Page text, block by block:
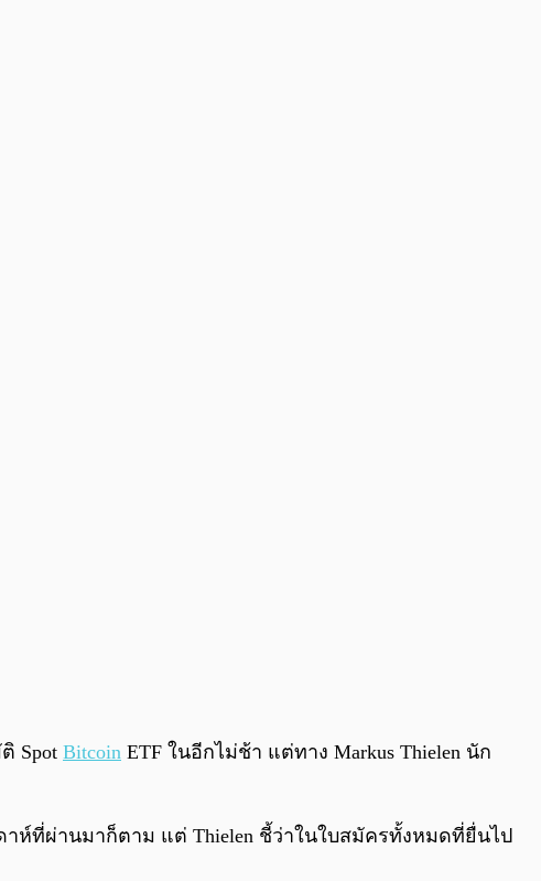
0:00/ 0:00
Spot Bitcoin ETF ในอีกไม่ช้า แต่ทาง Markus Thielen นัก
ห์ที่ผ่านมาก็ตาม แต่ Thielen ชี้ว่าในใบสมัครทั้งหมดที่ยื่นไป